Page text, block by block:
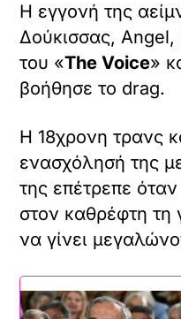
H εγγονή της
Δούκισσας,
του «The Voice»
βοήθησε το drag.
Η 18χρονη τρανς
ενασχόλησή της
της επέτρεπε
στον καθρέφτη τη
να γίνει